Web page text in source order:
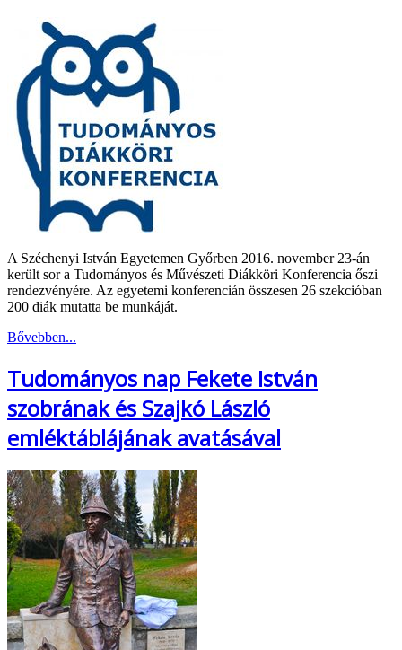
A Széchenyi István Egyetemen Győrben 2016. november 23-án
került sor a Tudományos és Művészeti Diákköri Konferencia őszi
rendezvényére. Az egyetemi konferencián összesen 26 szekcióban
200 diák mutatta be munkáját.
Bővebben...
Tudományos nap Fekete István
szobrának és Szajkó László
emléktáblájának avatásával